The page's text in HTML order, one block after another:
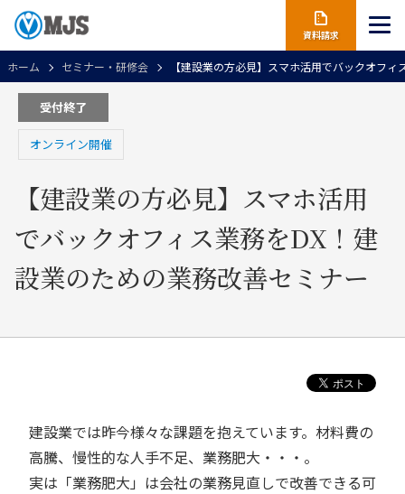
資料請求
ホーム セミナー・研修会 【建設業の方必見】スマホ活用でバックオフ
受付終了
オンライン開催
【建設業の方必見】スマホ活用
でバックオフィス業務をDX！建
設業のための業務改善セミナー
建設業では昨今様々な課題を抱えています。材料費の
高騰、慢性的な人手不足、業務肥大・・・。
実は「業務肥大」は会社の業務見直しで改善できる可